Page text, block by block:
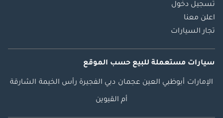
تسجيل دخول
اعلن معنا
تجار السيارات
سيارات مستعملة للبيع حسب الموقع
الإمارات أبوظبي العين عجمان دبي الفجيرة رأس الخيمة الشارقة
أم القيوين